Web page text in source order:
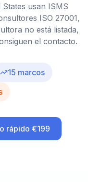
usan ISMS
ISO 27001,
no está listada,
el contacto.
15 marcos
rápido €199